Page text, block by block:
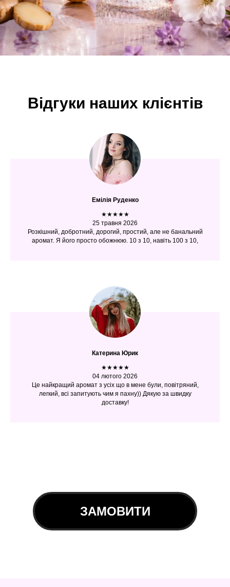
Відгуки наших клієнтів
Емілія Руденко
★★★★★
25 травня 2026
Розкішний, добротний, дорогий, простий, але не банальний
аромат. Я його просто обожнюю. 10 з 10, навіть 100 з 10,
Катерина Юрик
★★★★★
04 лютого 2026
Це найкращий аромат з усіх що в мене були, повітряний,
легкий, всі запитують чим я пахну)) Дякую за швидку
доставку!
ЗАМОВИТИ